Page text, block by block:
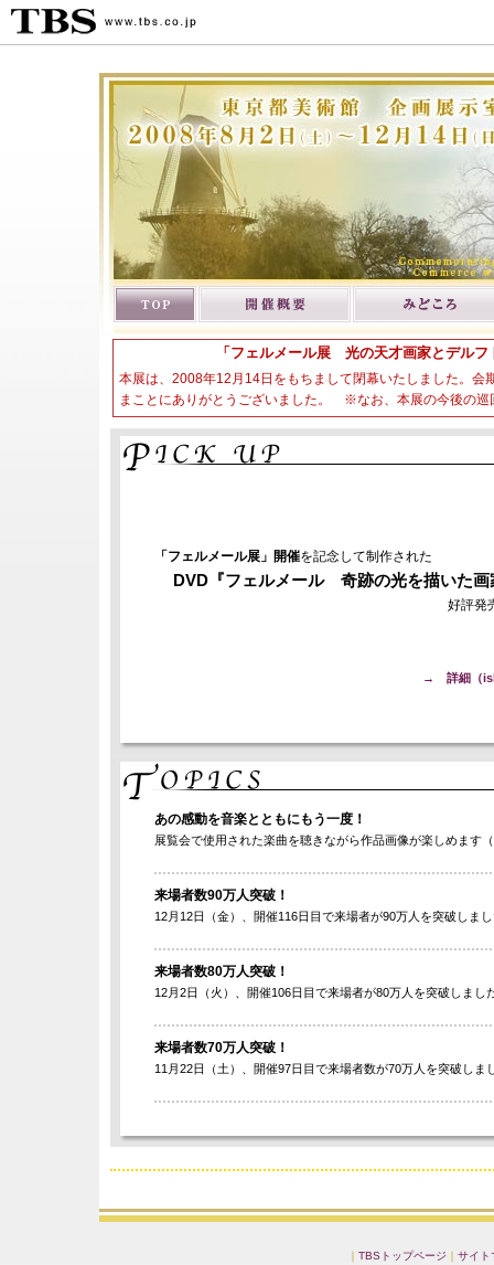
「フェルメール展 光の天才画家とデル
本展は、2008年12月14日をもちまして閉幕いたしました。
まことにありがとうございました。 ※なお、本展の今後の巡
「フェルメール展」開催を記念して制作された
DVD『フェルメール 奇跡の光を描いた画
好評発
→ 詳細（
あの感動を音楽とともにもう一度！
展覧会で使用された楽曲を聴きながら作品画像が楽しめます
来場者数90万人突破！
12月12日（金）、開催116日目で来場者が90万人を突破しま
来場者数80万人突破！
12月2日（火）、開催106日目で来場者が80万人を突破しまし
来場者数70万人突破！
11月22日（土）、開催97日目で来場者数が70万人を突破しま
｜ TBSトップページ ｜ サイト